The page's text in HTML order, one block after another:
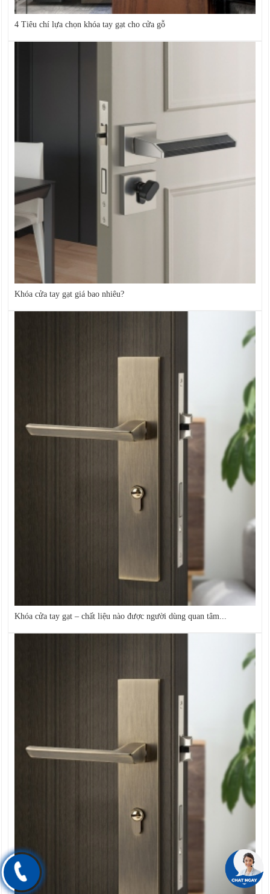
4 Tiêu chí lựa chọn khóa tay gạt cho cửa gỗ
Khóa cửa tay gạt giá bao nhiêu?
Khóa cửa tay gạt – chất liệu nào được người dùng quan tâm...